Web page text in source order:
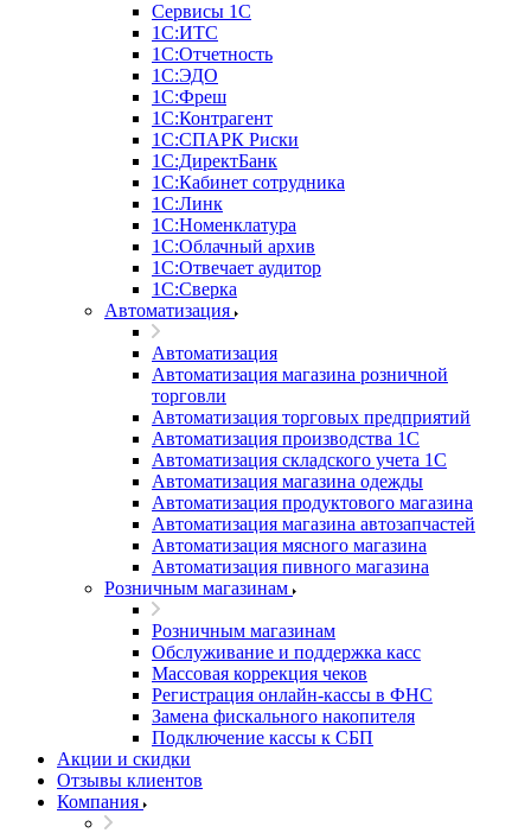
Сервисы 1С
1С:ИТС
1С:Отчетность
1С:ЭДО
1С:Фреш
1С:Контрагент
1С:CПАРК Риски
1С:ДиректБанк
1С:Кабинет сотрудника
1С:Линк
1С:Номенклатура
1С:Облачный архив
1С:Отвечает аудитор
1С:Сверка
Автоматизация
Автоматизация
Автоматизация магазина розничной
торговли
Автоматизация торговых предприятий
Автоматизация производства 1С
Автоматизация складского учета 1C
Автоматизация магазина одежды
Автоматизация продуктового магазина
Автоматизация магазина автозапчастей
Автоматизация мясного магазина
Автоматизация пивного магазина
Розничным магазинам
Розничным магазинам
Обслуживание и поддержка касс
Массовая коррекция чеков
Регистрация онлайн-кассы в ФНС
Замена фискального накопителя
Подключение кассы к СБП
Акции и скидки
Отзывы клиентов
Компания